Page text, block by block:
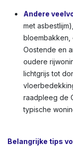
Andere
met
bloembakken,
Oostende en
oudere
lichtgrijs tot
raadpleeg de
typische
Belangrijke tips